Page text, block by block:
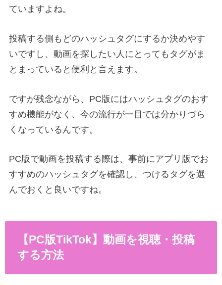
ていますよね。
投稿する側もどのハッシュタグにするか決めやす
いですし、動画を探したい人にとってもタグがま
とまっていると便利と言えます。
ですが残念ながら、PC版にはハッシュタグのおす
すめ機能がなく、今の流行が一目では分かりづら
くなっているんです。
PC版で動画を投稿する際は、事前にアプリ版でお
すすめのハッシュタグを確認し、つけるタグを選
んでおくと良いですね。
【PC版TikTok】動画を視聴・投稿
する方法